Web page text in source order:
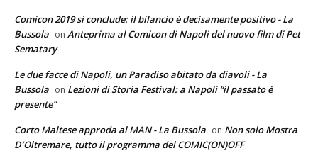
Comicon 2019 si conclude: il bilancio è decisamente positivo - La
Bussola on Anteprima al Comicon di Napoli del nuovo film di Pet
Sematary
Le due facce di Napoli, un Paradiso abitato da diavoli - La
Bussola on Lezioni di Storia Festival: a Napoli “il passato è
presente”
Corto Maltese approda al MAN - La Bussola on Non solo Mostra
D’Oltremare, tutto il programma del COMIC(ON)OFF